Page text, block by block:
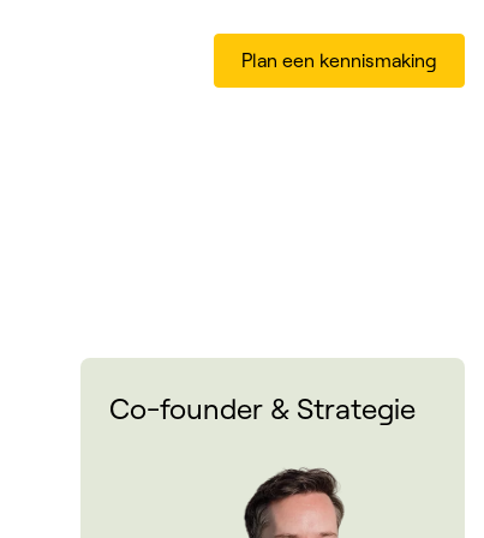
Plan een kennismaking
Co-founder & Strategie